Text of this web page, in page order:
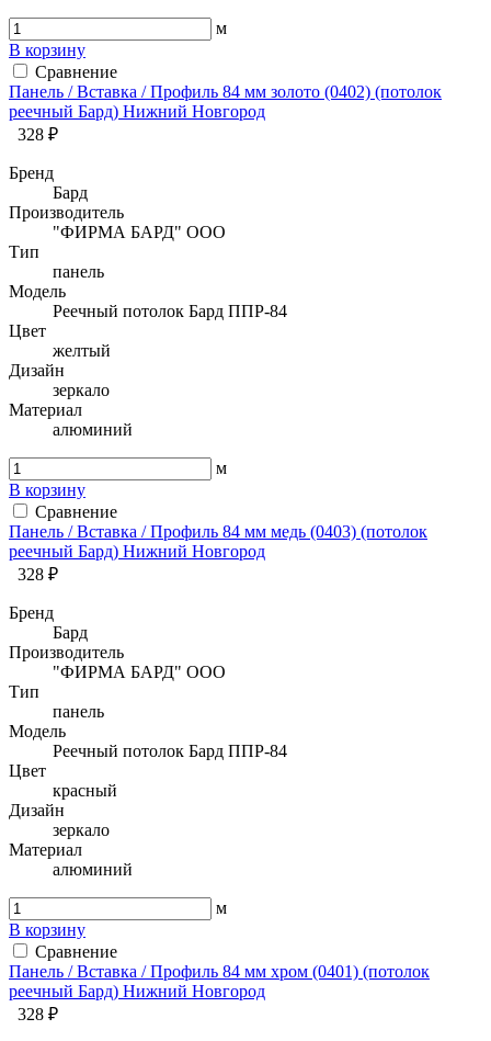
м
В корзину
Сравнение
Панель / Вставка / Профиль 84 мм золото (0402) (потолок
реечный Бард) Нижний Новгород
328 ₽
Бренд
Бард
Производитель
"ФИРМА БАРД" ООО
Тип
панель
Модель
Реечный потолок Бард ППР-84
Цвет
желтый
Дизайн
зеркало
Материал
алюминий
м
В корзину
Сравнение
Панель / Вставка / Профиль 84 мм медь (0403) (потолок
реечный Бард) Нижний Новгород
328 ₽
Бренд
Бард
Производитель
"ФИРМА БАРД" ООО
Тип
панель
Модель
Реечный потолок Бард ППР-84
Цвет
красный
Дизайн
зеркало
Материал
алюминий
м
В корзину
Сравнение
Панель / Вставка / Профиль 84 мм хром (0401) (потолок
реечный Бард) Нижний Новгород
328 ₽